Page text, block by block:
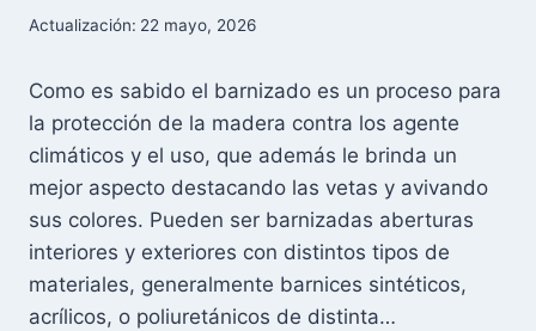
Actualización: 22 mayo, 2026
Como es sabido el barnizado es un proceso para
la protección de la madera contra los agente
climáticos y el uso, que además le brinda un
mejor aspecto destacando las vetas y avivando
sus colores. Pueden ser barnizadas aberturas
interiores y exteriores con distintos tipos de
materiales, generalmente barnices sintéticos,
acrílicos, o poliuretánicos de distinta…